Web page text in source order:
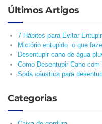
Últimos Artigos
7 Hábitos para Evitar
Mictório entupido: o que
Desentupir cano de água
Como Desentupir Cano com
Soda cáustica para
Categorias